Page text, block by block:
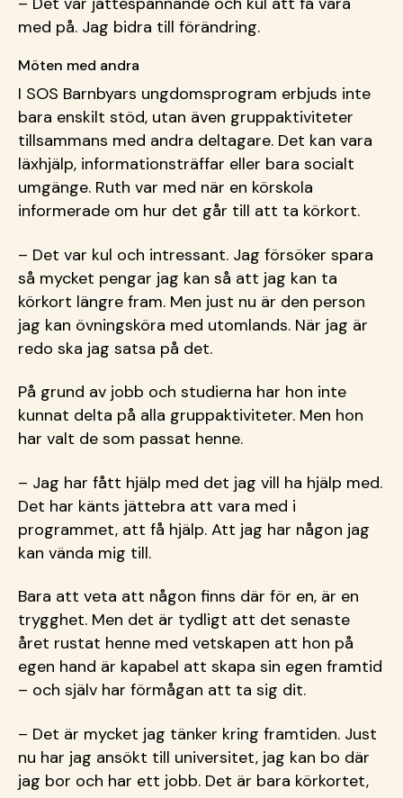
med på. Jag bidra till förändring.
Möten med andra
I SOS Barnbyars ungdomsprogram erbjuds inte
bara enskilt stöd, utan även gruppaktiviteter
tillsammans med andra deltagare. Det kan vara
läxhjälp, informationsträffar eller bara socialt
umgänge. Ruth var med när en körskola
informerade om hur det går till att ta körkort.
– Det var kul och intressant. Jag försöker spara
så mycket pengar jag kan så att jag kan ta
körkort längre fram. Men just nu är den person
jag kan övningsköra med utomlands. När jag är
redo ska jag satsa på det.
På grund av jobb och studierna har hon inte
kunnat delta på alla gruppaktiviteter. Men hon
har valt de som passat henne.
– Jag har fått hjälp med det jag vill ha hjälp med.
Det har känts jättebra att vara med i
programmet, att få hjälp. Att jag har någon jag
kan vända mig till.
Bara att veta att någon finns där för en, är en
trygghet. Men det är tydligt att det senaste
året rustat henne med vetskapen att hon på
egen hand är kapabel att skapa sin egen framtid
– och själv har förmågan att ta sig dit.
– Det är mycket jag tänker kring framtiden. Just
nu har jag ansökt till universitet, jag kan bo där
jag bor och har ett jobb. Det är bara körkortet,